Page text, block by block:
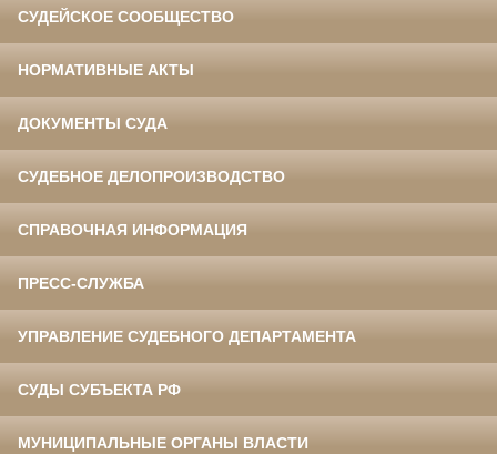
СУДЕЙСКОЕ СООБЩЕСТВО
НОРМАТИВНЫЕ АКТЫ
ДОКУМЕНТЫ СУДА
СУДЕБНОЕ ДЕЛОПРОИЗВОДСТВО
СПРАВОЧНАЯ ИНФОРМАЦИЯ
ПРЕСС-СЛУЖБА
УПРАВЛЕНИЕ СУДЕБНОГО ДЕПАРТАМЕНТА
СУДЫ СУБЪЕКТА РФ
МУНИЦИПАЛЬНЫЕ ОРГАНЫ ВЛАСТИ